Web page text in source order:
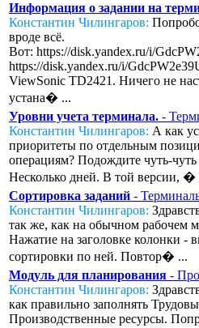
Информация о задании на
Константин Чилингаров:
вроде всё.
Вот: https://disk.yandex.ru/i/
https://disk.yandex.ru/i/
ViewSonic TD2421. Ничего не
устана� ...
Уровни учета терминала. -
Константин Чилингаров: А как
приоритеты по отдельным
операциям? Подождите чуть-чуть
Несколько дней. В той версии, �
Сортировка заданий -
Константин Чилингаров:
так же, как на обычном рабочем
Нажатие на заголовке колонки -
сортировки по ней. Повтор� ...
Модуль для планирования -
Константин Чилингаров:
как правильно заполнять
Производственные ресурсы.